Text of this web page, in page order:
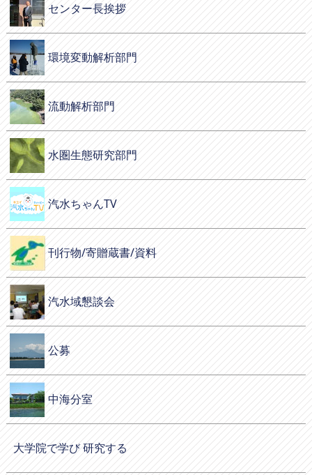
センター長挨拶
環境変動解析部門
流動解析部門
水圏生態研究部門
汽水ちゃんTV
刊行物/寄贈蔵書/資料
汽水域懇談会
公募
中海分室
大学院で学び 研究する